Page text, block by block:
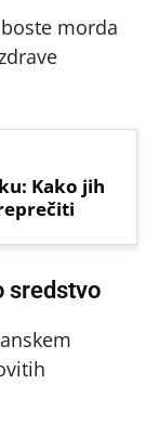
morda
Kako jih
sredstvo